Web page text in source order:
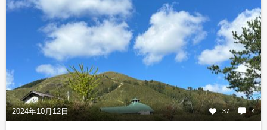
2024年10月12日 37 4